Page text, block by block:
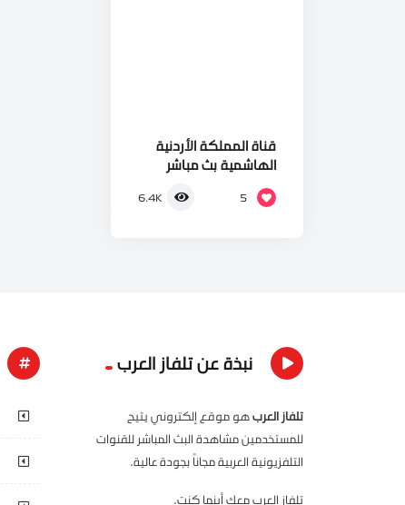
قناة المملكة الأردنية
الهاشمية بث مباشر
5
6.4K
نبذة عن تلفاز العرب
تلفاز العربهو موقع إلكتروني يتيح
للمستخدمين مشاهدة البث المباشر للقنوات
التلفزيونية العربية مجاناً بجودة عالية.
تلفاز العرب معك أينما كنت.